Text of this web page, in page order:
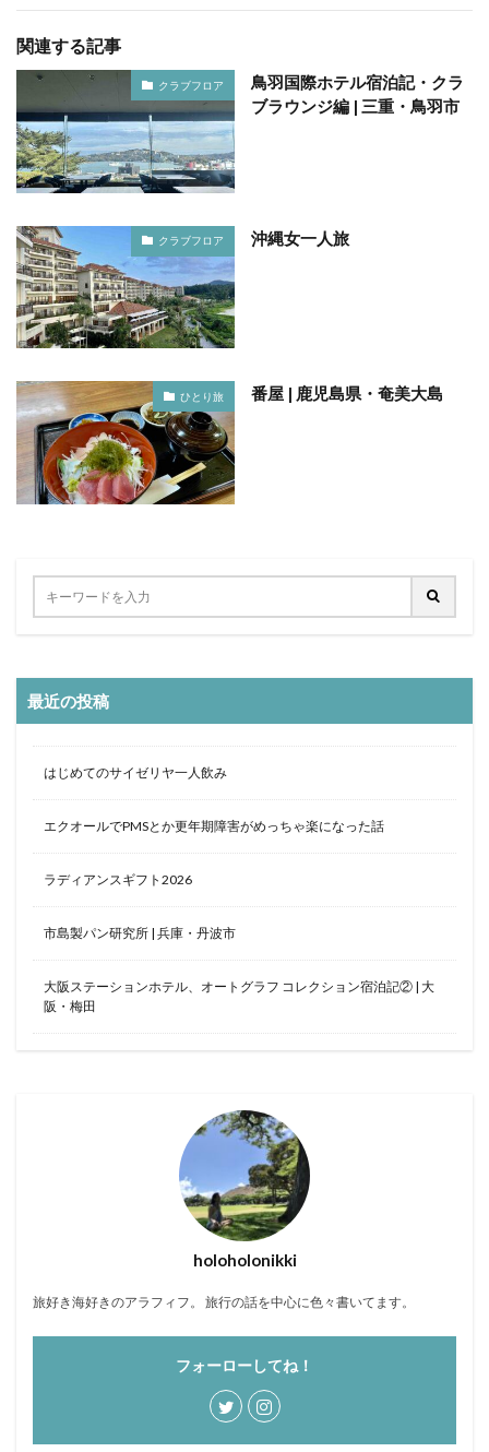
関連する記事
クラブフロア
鳥羽国際ホテル宿泊記・クラ
ブラウンジ編 | 三重・鳥羽市
クラブフロア 沖縄女一人旅
ひとり旅 番屋 | 鹿児島県・奄美大島
最近の投稿
はじめてのサイゼリヤ一人飲み
エクオールでPMSとか更年期障害がめっちゃ楽になった話
ラディアンスギフト2026
市島製パン研究所 | 兵庫・丹波市
大阪ステーションホテル、オートグラフ コレクション宿泊記② | 大
阪・梅田
holoholonikki
旅好き海好きのアラフィフ。 旅行の話を中心に色々書いてます。
フォーローしてね！